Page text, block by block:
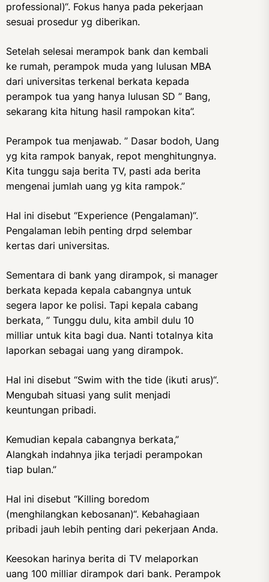
professional)“. Fokus hanya pada pekerjaan
sesuai prosedur yg diberikan.
Setelah selesai merampok bank dan kembali
ke rumah, perampok muda yang lulusan MBA
dari universitas terkenal berkata kepada
perampok tua yang hanya lulusan SD ” Bang,
sekarang kita hitung hasil rampokan kita”.
Perampok tua menjawab. ” Dasar bodoh, Uang
yg kita rampok banyak, repot menghitungnya.
Kita tunggu saja berita TV, pasti ada berita
mengenai jumlah uang yg kita rampok.”
Hal ini disebut “Experience (Pengalaman)“.
Pengalaman lebih penting drpd selembar
kertas dari universitas.
Sementara di bank yang dirampok, si manager
berkata kepada kepala cabangnya untuk
segera lapor ke polisi. Tapi kepala cabang
berkata, ” Tunggu dulu, kita ambil dulu 10
milliar untuk kita bagi dua. Nanti totalnya kita
laporkan sebagai uang yang dirampok.
Hal ini disebut “Swim with the tide (ikuti arus)“.
Mengubah situasi yang sulit menjadi
keuntungan pribadi.
Kemudian kepala cabangnya berkata,”
Alangkah indahnya jika terjadi perampokan
tiap bulan.”
Hal ini disebut “Killing boredom
(menghilangkan kebosanan)“. Kebahagiaan
pribadi jauh lebih penting dari pekerjaan Anda.
Keesokan harinya berita di TV melaporkan
uang 100 milliar dirampok dari bank. Perampok